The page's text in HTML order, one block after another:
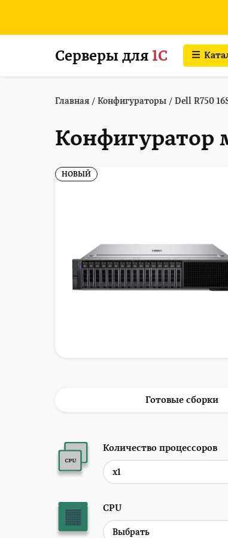
Серверы для 1С
Главная / Конфигураторы / Dell R750
Конфигуратор
НОВЫЙ
Готовые сборки
Количество процессоров
CPU